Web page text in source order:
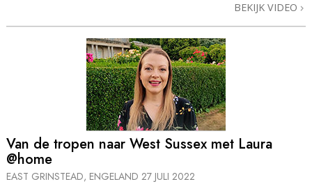
BEKIJK VIDEO
Van de tropen naar West Sussex met Laura
@home
EAST GRINSTEAD, ENGELAND 27 JULI 2022